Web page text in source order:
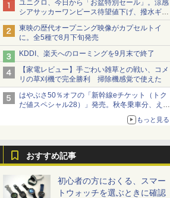
ユニクロ、今日から「お盆特別セール」。涼感
シアサッカーワンピース待望値下げ、撥水ギア
ショーツは1990円に
東映の歴代オープニング映像がカプセルトイ
に。全5種で8月下旬発売
KDDI、楽天へのローミングを9月末で終了
【家電レビュー】手ごわい雑草との戦い、コメ
リの草刈機で完全勝利 掃除機感覚で使えた
はやぶさ50％オフの「新幹線eチケット（トク
だ値スペシャル28）」発売。秋冬乗車分、えき
もっと見る
おすすめ記事
初心者の方におくる、スマー
トウォッチを選ぶときに確認